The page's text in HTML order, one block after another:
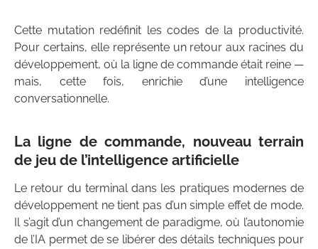
Cette mutation redéfinit les codes de la productivité.
Pour certains, elle représente un retour aux racines du
développement, où la ligne de commande était reine —
mais, cette fois, enrichie d’une intelligence
conversationnelle.
La ligne de commande, nouveau terrain
de jeu de l’intelligence artificielle
Le retour du terminal dans les pratiques modernes de
développement ne tient pas d’un simple effet de mode.
Il s’agit d’un changement de paradigme, où l’autonomie
de l’IA permet de se libérer des détails techniques pour